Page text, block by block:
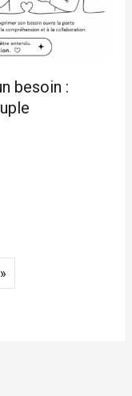
besoin :